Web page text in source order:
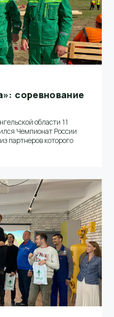
соревнование
области 11
Чемпионат России
партнеров которого